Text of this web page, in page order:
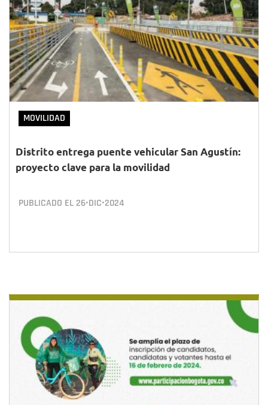
MOVILIDAD
Distrito entrega puente vehicular San Agustín:
proyecto clave para la movilidad
PUBLICADO EL 26•DIC•2024